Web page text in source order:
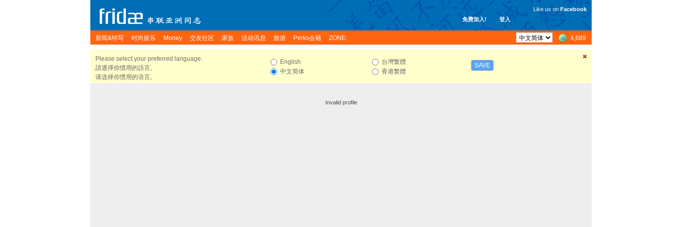
免费加入! 登入
Like us on Facebook
新闻&特写 时尚娱乐 Money 交友社区 家族 活动讯息 旅游 Perks会籍 ZONE: 4,689
Please select your preferred language.
請選擇你慣用的語言。
请选择你惯用的语言。
English
中文简体
台灣繁體
香港繁體
SAVE
Invalid profile